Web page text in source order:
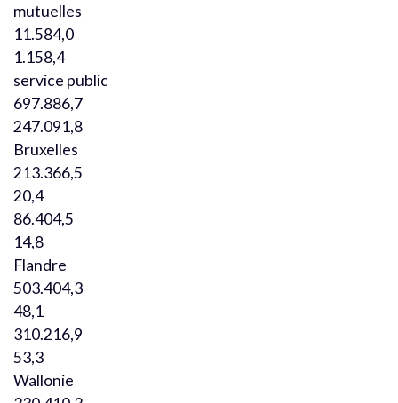
mutuelles
11.584,0
1.158,4
service public
697.886,7
247.091,8
Bruxelles
213.366,5
20,4
86.404,5
14,8
Flandre
503.404,3
48,1
310.216,9
53,3
Wallonie